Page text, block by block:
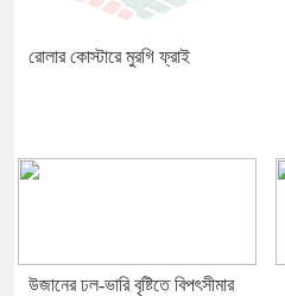
রোলার কোস্টারে মুরগি ফ্রাই
উজানের ঢল-ভারি বৃষ্টিতে বিপৎসীমার